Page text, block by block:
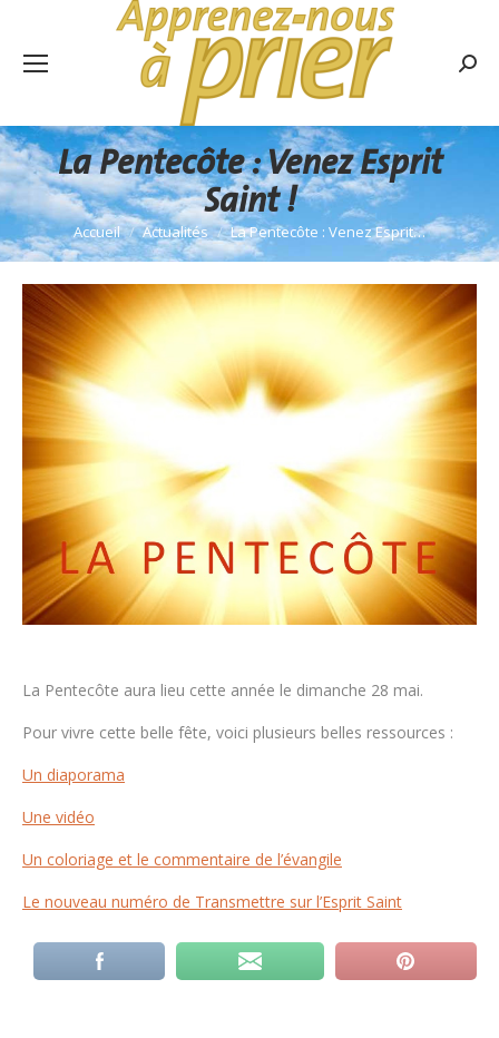
La Pentecôte : Venez Esprit
Saint !
Vous êtes ici :
Accueil Actualités La Pentecôte : Venez Esprit…
La Pentecôte aura lieu cette année le dimanche 28 mai.
Pour vivre cette belle fête, voici plusieurs belles ressources :
Un diaporama
Une vidéo
Un coloriage et le commentaire de l’évangile
Le nouveau numéro de Transmettre sur l’Esprit Saint